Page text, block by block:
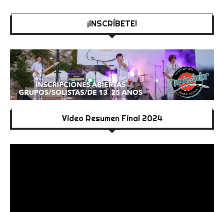
¡INSCRÍBETE!
Video Resumen Final 2024